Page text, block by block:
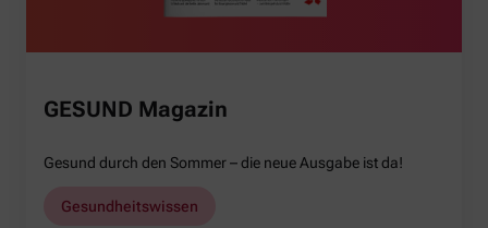
GESUND Magazin
Gesund durch den Sommer – die neue Ausgabe ist da!
Gesundheitswissen